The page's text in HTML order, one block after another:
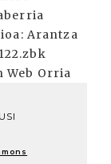
Arantza
Web Orria